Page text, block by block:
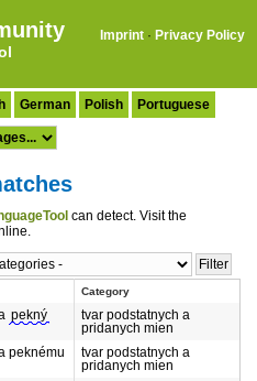
Imprint · Privacy Policy
German Polish Portuguese
can detect. Visit the
Category
pekný
tvar podstatnych a
pridanych mien
peknému
tvar podstatnych a
pridanych mien